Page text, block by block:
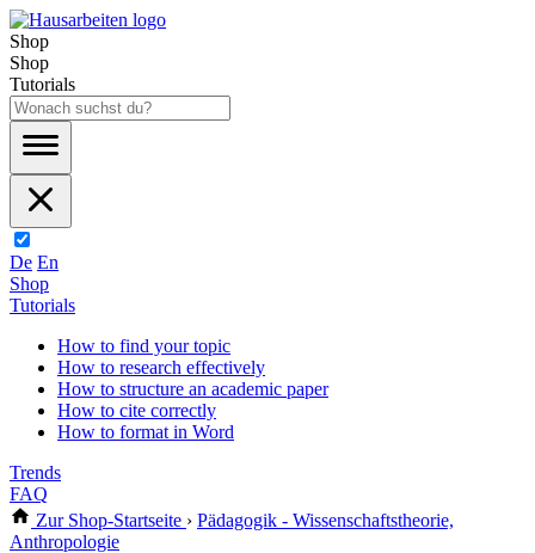
Shop
Shop
Tutorials
De En
Shop
Tutorials
How to find your topic
How to research effectively
How to structure an academic paper
How to cite correctly
How to format in Word
Trends
FAQ
Zur Shop-Startseite › Pädagogik - Wissenschaftstheorie,
Anthropologie